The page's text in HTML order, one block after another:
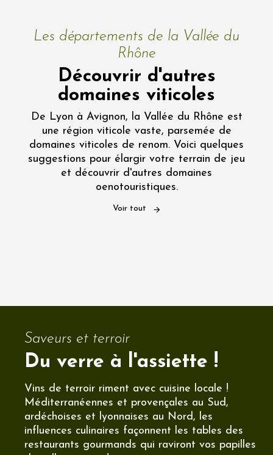
Les départements de la Vallée du
Rhône
Découvrir d'autres
domaines viticoles
De Lyon à Avignon, la Vallée du Rhône est
une région viticole vaste, parsemée de
domaines viticoles de renom. Voici quelques
suggestions pour élargir votre terrain de jeu
et découvrir d'autres domaines
oenotouristiques.
Voir tout
domaine dans le
domaine dans le
Visiter un
Saveurs et terroir
Du verre à l'assiette !
Vins de terroir riment avec cuisine locale !
Méditerranéennes et provençales au Sud,
ardéchoises et lyonnaises au Nord, les
influences culinaires façonnent les tables des
restaurants gourmands qui raviront vos papilles